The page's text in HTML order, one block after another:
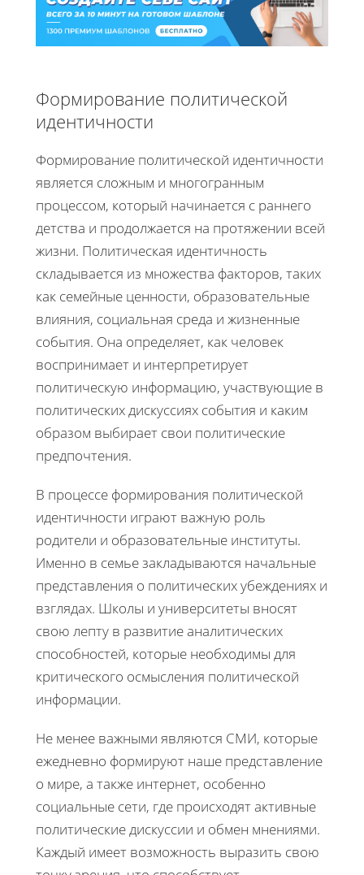
Формирование политической
идентичности
Формирование политической идентичности
является сложным и многогранным
процессом, который начинается с раннего
детства и продолжается на протяжении всей
жизни. Политическая идентичность
складывается из множества факторов, таких
как семейные ценности, образовательные
влияния, социальная среда и жизненные
события. Она определяет, как человек
воспринимает и интерпретирует
политическую информацию, участвующие в
политических дискуссиях события и каким
образом выбирает свои политические
предпочтения.
В процессе формирования политической
идентичности играют важную роль
родители и образовательные институты.
Именно в семье закладываются начальные
представления о политических убеждениях и
взглядах. Школы и университеты вносят
свою лепту в развитие аналитических
способностей, которые необходимы для
критического осмысления политической
информации.
Не менее важными являются СМИ, которые
ежедневно формируют наше представление
о мире, а также интернет, особенно
социальные сети, где происходят активные
политические дискуссии и обмен мнениями.
Каждый имеет возможность выразить свою